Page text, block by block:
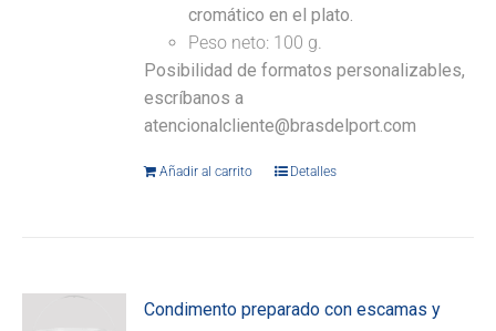
cromático en el plato.
Peso neto: 100 g.
Posibilidad de formatos personalizables,
escríbanos a
atencionalcliente@brasdelport.com
Añadir al carrito Detalles
Condimento preparado con escamas y